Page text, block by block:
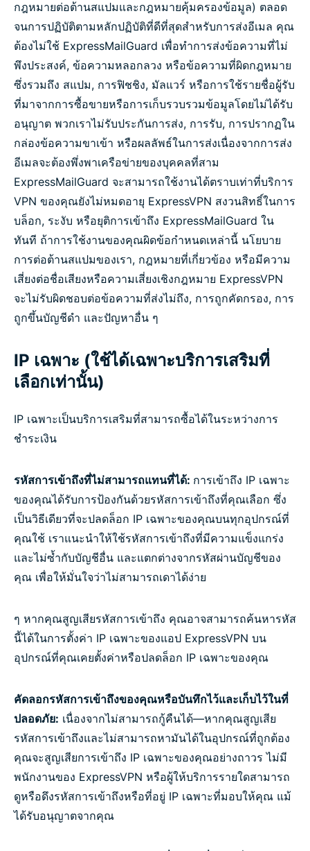
กฎหมายต่อต้านสแปมและกฎหมายคุ้มครองข้อมูล) ตลอด
จนการปฏิบัติตามหลักปฏิบัติที่ดีที่สุดสำหรับการส่งอีเมล คุณ
ต้องไม่ใช้ ExpressMailGuard เพื่อทำการส่งข้อความที่ไม่
พึงประสงค์, ข้อความหลอกลวง หรือข้อความที่ผิดกฎหมาย
ซึ่งรวมถึง สแปม, การฟิชชิง, มัลแวร์ หรือการใช้รายชื่อผู้รับ
ที่มาจากการซื้อขายหรือการเก็บรวบรวมข้อมูลโดยไม่ได้รับ
อนุญาต พวกเราไม่รับประกันการส่ง, การรับ, การปรากฏใน
กล่องข้อความขาเข้า หรือผลลัพธ์ในการส่งเนื่องจากการส่ง
อีเมลจะต้องพึ่งพาเครือข่ายของบุคคลที่สาม
ExpressMailGuard จะสามารถใช้งานได้ตราบเท่าที่บริการ
VPN ของคุณยังไม่หมดอายุ ExpressVPN สงวนสิทธิ์ในการ
บล็อก, ระงับ หรือยุติการเข้าถึง ExpressMailGuard ใน
ทันที ถ้าการใช้งานของคุณผิดข้อกำหนดเหล่านี้ นโยบาย
การต่อต้านสแปมของเรา, กฎหมายที่เกี่ยวข้อง หรือมีความ
เสี่ยงต่อชื่อเสียงหรือความเสี่ยงเชิงกฎหมาย ExpressVPN
จะไม่รับผิดชอบต่อข้อความที่ส่งไม่ถึง, การถูกคัดกรอง, การ
ถูกขึ้นบัญชีดำ และปัญหาอื่น ๆ
IP เฉพาะ (ใช้ได้เฉพาะบริการเสริมที่
เลือกเท่านั้น)
IP เฉพาะเป็นบริการเสริมที่สามารถซื้อได้ในระหว่างการ
ชำระเงิน
รหัสการเข้าถึงที่ไม่สามารถแทนที่ได้: การเข้าถึง IP เฉพาะ
ของคุณได้รับการป้องกันด้วยรหัสการเข้าถึงที่คุณเลือก ซึ่ง
เป็นวิธีเดียวที่จะปลดล็อก IP เฉพาะของคุณบนทุกอุปกรณ์ที่
คุณใช้ เราแนะนำให้ใช้รหัสการเข้าถึงที่มีความแข็งแกร่ง
และไม่ซ้ำกับบัญชีอื่น และแตกต่างจากรหัสผ่านบัญชีของ
คุณ เพื่อให้มั่นใจว่าไม่สามารถเดาได้ง่าย
ๆ หากคุณสูญเสียรหัสการเข้าถึง คุณอาจสามารถค้นหารหัส
นี้ได้ในการตั้งค่า IP เฉพาะของแอป ExpressVPN บน
อุปกรณ์ที่คุณเคยตั้งค่าหรือปลดล็อก IP เฉพาะของคุณ
คัดลอกรหัสการเข้าถึงของคุณหรือบันทึกไว้และเก็บไว้ในที่
ปลอดภัย: เนื่องจากไม่สามารถกู้คืนได้—หากคุณสูญเสีย
รหัสการเข้าถึงและไม่สามารถหามันได้ในอุปกรณ์ที่ถูกต้อง
คุณจะสูญเสียการเข้าถึง IP เฉพาะของคุณอย่างถาวร ไม่มี
พนักงานของ ExpressVPN หรือผู้ให้บริการรายใดสามารถ
ดูหรือดึงรหัสการเข้าถึงหรือที่อยู่ IP เฉพาะที่มอบให้คุณ แม้
ได้รับอนุญาตจากคุณ